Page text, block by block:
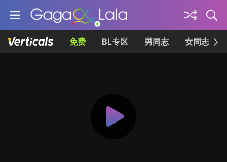
免费 BL专区 男同志 女同志